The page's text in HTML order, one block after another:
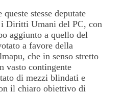
stesse deputate
Diritti Umani del PC, con
aggiunto a quello del
a favore della
che in senso stretto
vasto contingente
di mezzi blindati e
il chiaro obiettivo di